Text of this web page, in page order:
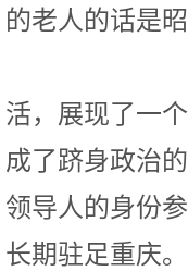
的老人的
电视剧的
活，展现了一
成了跻身政治
领导人的身份
长期驻足重庆